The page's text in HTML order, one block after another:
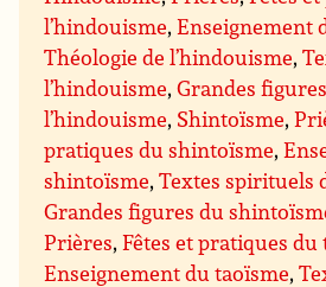
l’hindouisme,Enseignement
Théologie de l’hindouisme,
l’hindouisme,Grandes
l’hindouisme, Shintoïsme,
pratiques du shintoïsme,
shintoïsme,Textes spirituels
Grandes figures du
Prières,Fêtes et pratiques du
Enseignement du taoïsme,